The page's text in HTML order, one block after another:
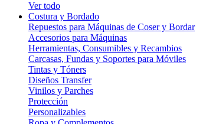
Ver todo
Costura y Bordado
Repuestos para Máquinas de Coser y Bordar
Accesorios para Máquinas
Herramientas, Consumibles y Recambios
Carcasas, Fundas y Soportes para Móviles
Tintas y Tóners
Diseños Transfer
Vinilos y Parches
Protección
Personalizables